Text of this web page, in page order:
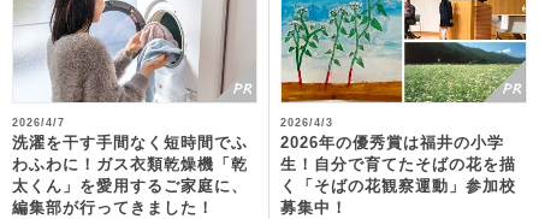
2026/4/7
洗濯を干す手間なく短時間でふ
わふわに！ガス衣類乾燥機「乾
太くん」を愛用するご家庭に、
編集部が行ってきました！
2026/4/3
2026年の優秀賞は福井の小学
生！自分で育てたそばの花を描
く「そばの花観察運動」参加校
募集中！